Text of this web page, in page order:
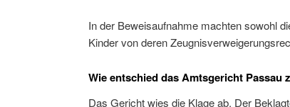
In der Beweisaufnahme machten sowohl
Kinder von deren
Wie entschied das Amtsgericht
Das Gericht wies die Klage ab. Der